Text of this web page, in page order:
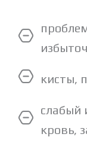
кисты,
слабый
кровь,